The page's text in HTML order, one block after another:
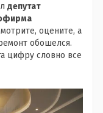
депутат
оцените, а
обошелся.
цифру словно все